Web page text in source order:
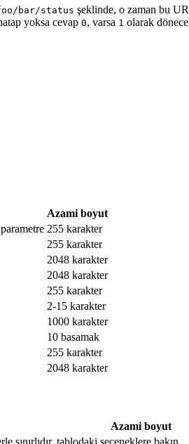
bar/status şeklinde, o zaman bu
yoksa cevap 0, varsa 1 olarak
Azami boyut
255 karakter
255 karakter
2048 karakter
2048 karakter
255 karakter
2-15 karakter
1000 karakter
10 basamak
255 karakter
2048 karakter
Azami boyut
sınırlıdır, tablodaki seçeneklere bakın